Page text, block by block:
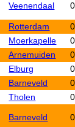
Veenendaal
Rotterdam
Moerkapelle
Arnemuiden
Elburg
Barneveld
Tholen
Barneveld